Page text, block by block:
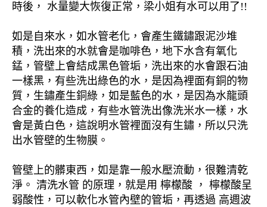
時後， 水量變大恢復正常，梁小姐有水可以用了!!
如是自來水，如水管老化，會產生鐵鏽跟泥沙堆
積，洗出來的水就會是咖啡色，地下水含有氧化
錳，管壁上會結成黑色管垢，洗出來的水會跟石油
一樣黑，有些洗出綠色的水，是因為裡面有銅的物
質，生鏽產生銅綠，如是藍色的水，是因為水龍頭
合金的養化造成，有些水管洗出像洗米水一樣，水
會是黃白色，這說明水管裡面沒有生鏽，所以只洗
出水管壁的生物膜。
管壁上的髒東西，如是靠一般水壓流動，很難清乾
淨。 清洗水管 的原理，就是用 檸檬酸 ， 檸檬酸呈
弱酸性，可以軟化水管內壁的管垢，再透過 高週波